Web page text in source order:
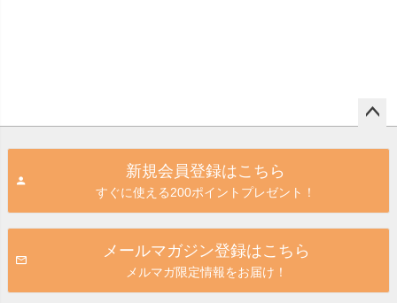
新規会員登録はこちら
すぐに使える200ポイントプレゼント！
メールマガジン登録はこちら
メルマガ限定情報をお届け！